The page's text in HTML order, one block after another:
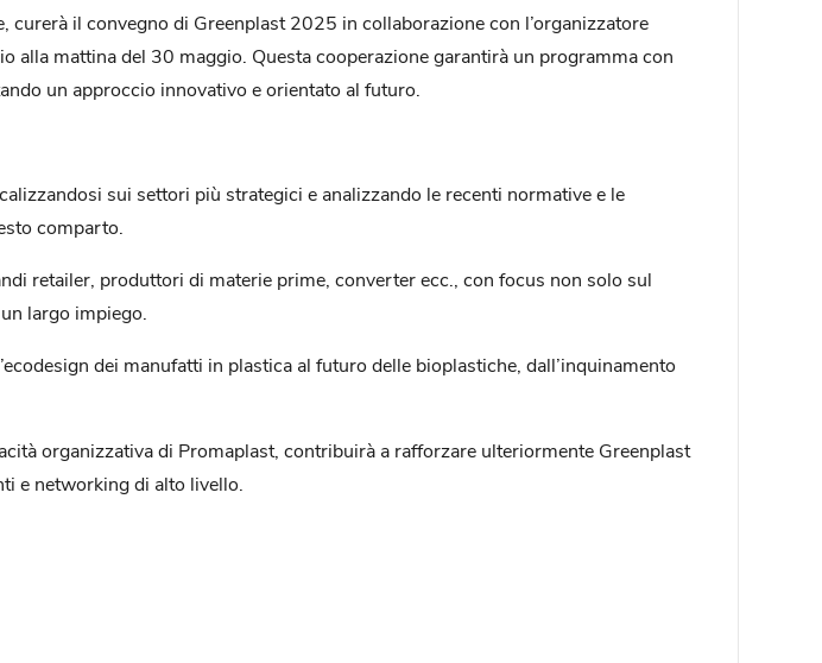
il convegno di Greenplast 2025 in collaborazione con l’organizzatore
alla mattina del 30 maggio. Questa cooperazione garantirà un programma con
un approccio innovativo e orientato al futuro.
sui settori più strategici e analizzando le recenti normative e le
comparto.
retailer, produttori di materie prime, converter ecc., con focus non solo sul
largo impiego.
dei manufatti in plastica al futuro delle bioplastiche, dall’inquinamento
organizzativa di Promaplast, contribuirà a rafforzare ulteriormente Greenplast
e networking di alto livello.